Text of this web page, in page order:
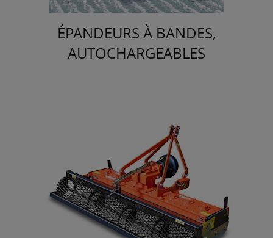
ÉPANDEURS À BANDES,
AUTOCHARGEABLES